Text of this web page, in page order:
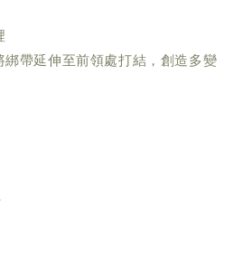
帶延伸至前領處打結，創造多變